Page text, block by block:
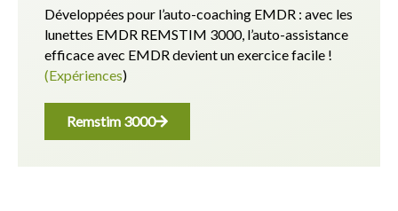
Développées pour l’auto-coaching EMDR : avec les
lunettes EMDR REMSTIM 3000, l’auto-assistance
efficace avec EMDR devient un exercice facile !
(Expériences)
Remstim 3000